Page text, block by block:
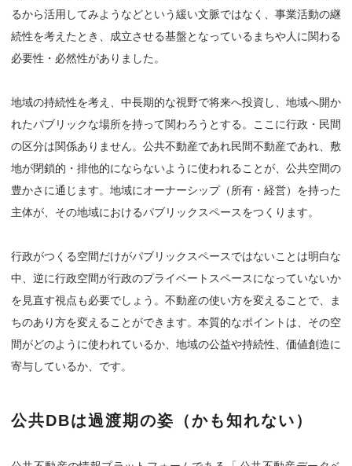
るから活用してみようなどという緩い文脈ではなく、事業活動の継
続性を考えたとき、成立させる基盤となっているまちや人に関わる
必要性・必然性がありました。
地域の持続性を考え、中長期的な視野で将来へ投資し、地域へ開か
れたパブリックな場所を持って関わろうとする。ここに行政・民間
の区分は関係ありません。公共不動産であれ民間不動産であれ、敷
地が閉鎖的・排他的にならないように使われることが、公共空間の
豊かさに通じます。地域にオーナーシップ（所有・経営）を持った
主体が、その地域におけるパブリックスペースをつくります。
行政がつくる空間だけがパブリックスペースではないことは明白な
中、逆に行政空間が行政のプライベートスペースになっていないか
を見直す視点も必要でしょう。不動産の使い方を変えることで、ま
ちのあり方を変えることができます。本質的なポイントは、その空
間がどのように使われているか、地域の公益や持続性、価値創造に
寄与しているか、です。
公共DBは過渡期の姿（かも知れない）